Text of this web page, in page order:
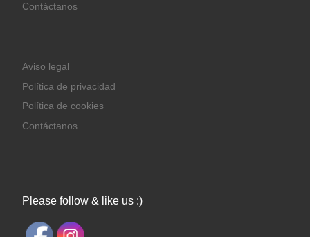
Contáctanos
Aviso legal
Política de privacidad
Política de cookies
Contáctanos
Please follow & like us :)